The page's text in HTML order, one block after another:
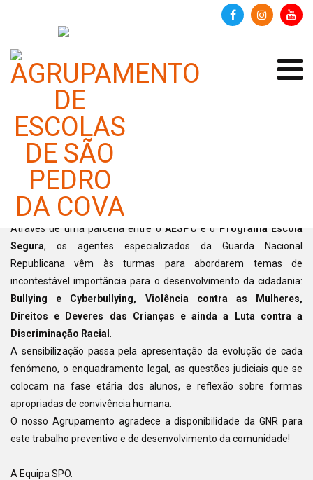
Programa Escola Segura
Categoria:Notícias Publicado em 10 fevereiro 2026
É verdade! Temos visto muitos agentes da GNR na nossa Escola...
mas por uma boa razão!
Através de uma parceria entre o AESPC e o Programa Escola
Segura, os agentes especializados da Guarda Nacional
Republicana vêm às turmas para abordarem temas de
incontestável importância para o desenvolvimento da cidadania:
Bullying e Cyberbullying, Violência contra as Mulheres,
Direitos e Deveres das Crianças e ainda a Luta contra a
Discriminação Racial
A sensibilização passa pela apresentação da evolução de cada
fenómeno, o enquadramento legal, as questões judiciais que se
colocam na fase etária dos alunos, e reflexão sobre formas
apropriadas de convivência humana.
O nosso Agrupamento agradece a disponibilidade da GNR para
este trabalho preventivo e de desenvolvimento da comunidade!
A Equipa SPO.